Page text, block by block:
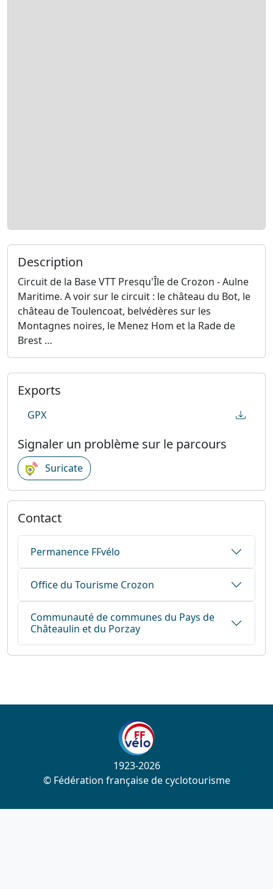
Description
Circuit de la Base VTT Presqu'Île de Crozon - Aulne
Maritime. A voir sur le circuit : le château du Bot, le
château de Toulencoat, belvédères sur les
Montagnes noires, le Menez Hom et la Rade de
Brest …
Exports
GPX
Signaler un problème sur le parcours
Suricate
Contact
Permanence FFvélo
Office du Tourisme Crozon
Communauté de communes du Pays de
Châteaulin et du Porzay
1923-2026
© Fédération française de cyclotourisme
Liens utiles